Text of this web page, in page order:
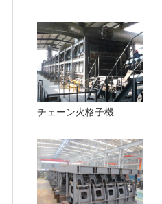
チェーン火格子機